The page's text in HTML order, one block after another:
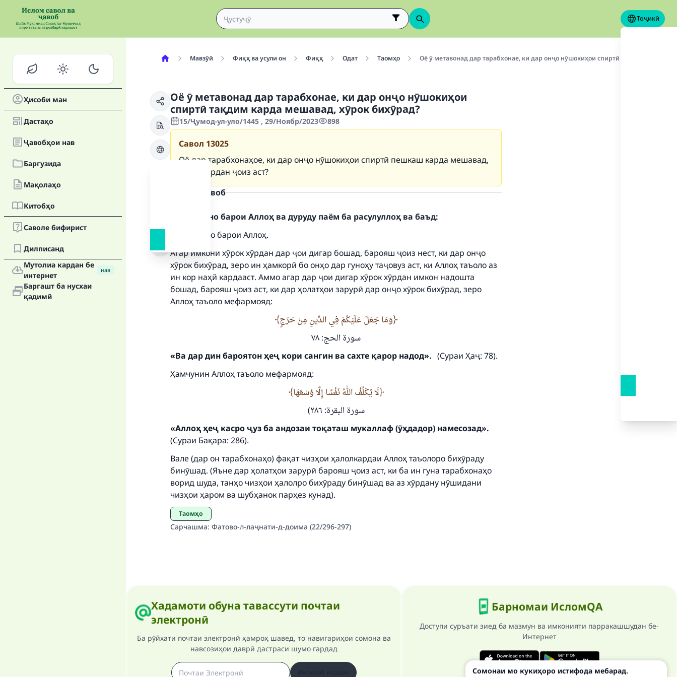
Тоҷикӣ
Ҳисоби ман
Дастаҳо
Ҷавобҳои нав
Баргузида
Мақолаҳо
Китобҳо
Саволе бифирист
Дилписанд
Мутолиа кардан бе
интернет
нав
Баргашт ба нусхаи
қадимӣ
Мавзӯӣ Фиқҳ ва усули он Фиқҳ Одат Таомҳо Оё ӯ метавонад дар тарабхонае, ки дар онҷо нӯшокиҳои спиртӣ тақдим карда
Оё ӯ метавонад дар тарабхонае, ки дар онҷо нӯшокиҳои
спиртӣ тақдим карда мешавад, хӯрок бихӯрад?
15/Ҷумод-ул-уло/1445 , 29/Ноябр/2023 898
Савол 13025
Оё дар тарабхонаҳое, ки дар онҷо нӯшокиҳои спиртӣ пешкаш карда мешавад,
хӯрок хӯрдан ҷоиз аст?
Матни ҷавоб
Ҳамду сано барои Аллоҳ ва дуруду паём ба расулуллоҳ ва баъд:
Ҳамду сано барои Аллоҳ.
Агар имкони хӯрок хӯрдан дар ҷои дигар бошад, барояш ҷоиз нест, ки дар онҷо
хӯрок бихӯрад, зеро ин ҳамкорӣ бо онҳо дар гуноҳу таҷовуз аст, ки Аллоҳ таъоло аз
ин кор наҳй кардааст. Аммо агар дар ҷои дигар хӯрок хӯрдан имкон надошта
бошад, барояш ҷоиз аст, ки дар ҳолатҳои зарурӣ дар онҷо хӯрок бихӯрад, зеро
Аллоҳ таъоло мефармояд:
وَمَا جَعَلَ عَلَيْكُمْ فِي الدِّينِ مِنْ حَرَجٍ
سورة الحج: ٧٨
«Ва дар дин бароятон ҳеҷ кори сангин ва сахте қарор надод». (Сураи Ҳаҷ: 78).
Ҳамчунин Аллоҳ таъоло мефармояд:
لَا يُكَلِّفُ اللهُ نَفْسًا إِلَّا وُسْعَهَا
سورة البقرة: ٢٨٦)
«Аллоҳ ҳеҷ касро ҷуз ба андозаи тоқаташ мукаллаф (ӯҳдадор) намесозад».
(Сураи Бақара: 286).
Вале (дар он тарабхонаҳо) фақат чизҳои ҳалолкардаи Аллоҳ таъолоро бихӯраду
бинӯшад. (Яъне дар ҳолатҳои зарурӣ барояш ҷоиз аст, ки ба ин гуна тарабхонаҳо
ворид шуда, танҳо чизҳои ҳалолро бихӯраду бинӯшад ва аз хӯрдану нӯшидани
чизҳои ҳаром ва шубҳанок парҳез кунад).
Таомҳо
Сарчашма: Фатово-л-лаҷнати-д-доима (22/296-297)
Хадамоти обуна тавассути почтаи
электронӣ
Ба рӯйхати почтаи электронӣ ҳамроҳ шавед, то навигариҳои сомона ва
навсозиҳои даврӣ дастраси шумо гардад
Барномаи ИсломQA
Доступи суръати зиед ба мазмун ва имконияти парракашшудан бе-
Интернет
Make an impact on millions of lives with your
contribution today
Your support is crucial for our mission.
"A person who leads others to doing what is good will earn the
same reward as those who do it."
(MUSLIM, 1893)
Сомонаи мо кукиҳоро истифода мебарад.